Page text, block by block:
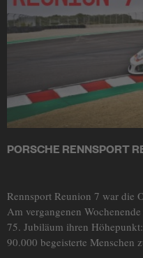
PORSCHE RENNSPORT
Rennsport Reunion 7 war die
Am vergangenen
75. Jubiläum ihren
90.000 begeisterte Menschen